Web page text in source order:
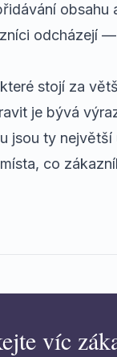
odcházejí
stojí za
je bývá
jsou ty největší
co
víc